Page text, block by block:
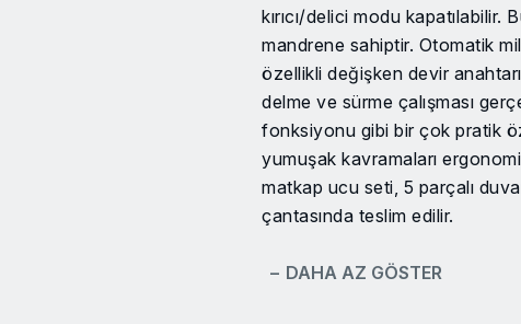
kırıcı/delici modu
mandrene sahiptir. Otomatik
özellikli değişken devir
delme ve sürme çalışması
fonksiyonu gibi bir çok pratik
yumuşak kavramaları
matkap ucu seti, 5 parçalı
çantasında teslim edilir.
− DAHA AZ GÖSTER